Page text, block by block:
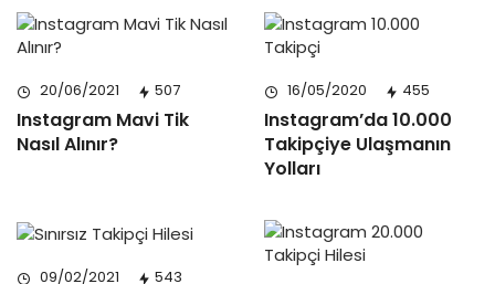
20/06/2021 507
Instagram Mavi Tik
Nasıl Alınır?
16/05/2020 455
Instagram’da 10.000
Takipçiye Ulaşmanın
Yolları
09/02/2021 543